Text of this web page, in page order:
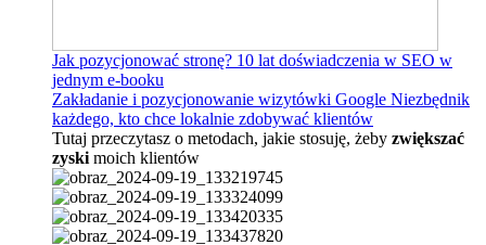
Jak pozycjonować stronę? 10 lat doświadczenia w SEO w
jednym e-booku
Zakładanie i pozycjonowanie wizytówki Google Niezbędnik
każdego, kto chce lokalnie zdobywać klientów
Tutaj przeczytasz o metodach, jakie stosuję, żeby zwiększać
zyski moich klientów